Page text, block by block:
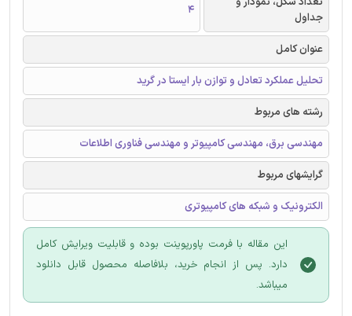
جداول
4
عنوان کامل
تحلیل عملکرد تعادل و توازن بار ایستا در گرید
رشته های مربوط
مهندسی برق، مهندسی کامپیوتر و مهندسی فناوری اطلاعات
گرایشهای مربوط
الکترونیک و شبکه های کامپیوتری
این مقاله با فرمت پاورپوینت بوده و قابلیت ویرایش کامل
دارد. پس از انجام خرید، بلافاصله محصول قابل دانلود
میباشد.